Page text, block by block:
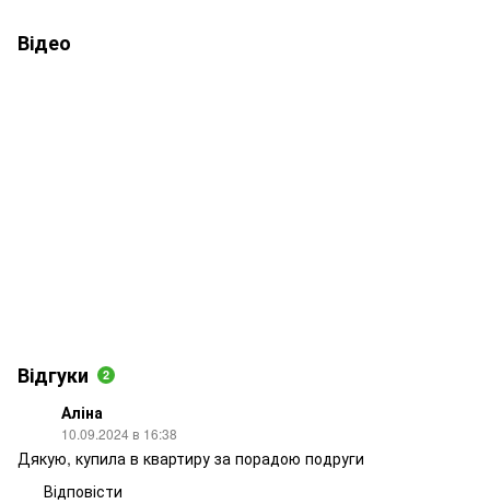
Відео
Відгуки 2
Аліна
10.09.2024 в 16:38
Дякую, купила в квартиру за порадою подруги
Відповісти